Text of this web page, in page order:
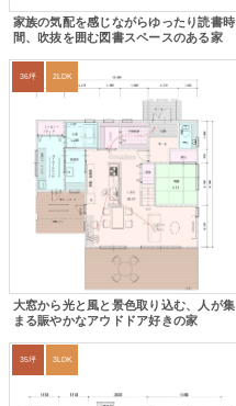
家族の気配を感じながらゆったり読書時
間、吹抜を囲む図書スペースのある家
36坪 2LDK
大窓から光と風と景色取り込む、人が集
まる賑やかなアウドドア好きの家
35坪 3LDK